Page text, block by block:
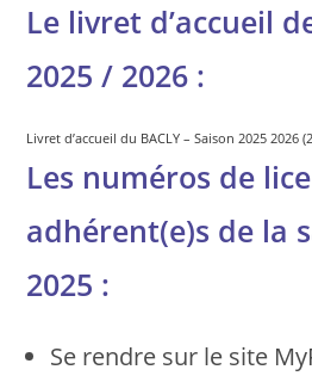
Le livret d’accueil
2025 / 2026 :
Livret d’accueil du BACLY – Saison 2025 2026
Les numéros de
adhérent(e)s de la
2025 :
Se rendre sur le site